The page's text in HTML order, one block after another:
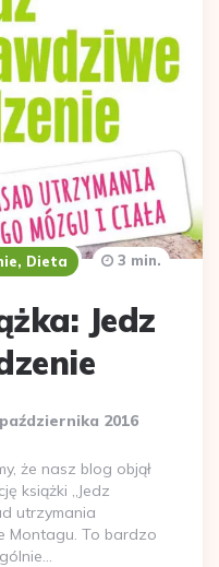
Dieta
Jedz
2016
3 min.
że nasz blog objął
książki „Jedz
utrzymania
Montagu. To bardzo